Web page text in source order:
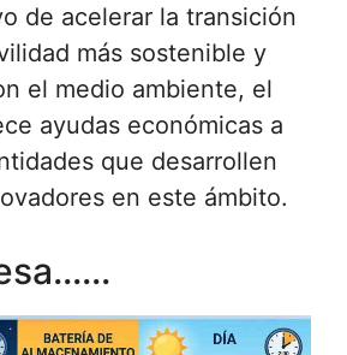
de acelerar la transición
más sostenible y
el medio ambiente, el
ayudas económicas a
que desarrollen
en este ámbito.